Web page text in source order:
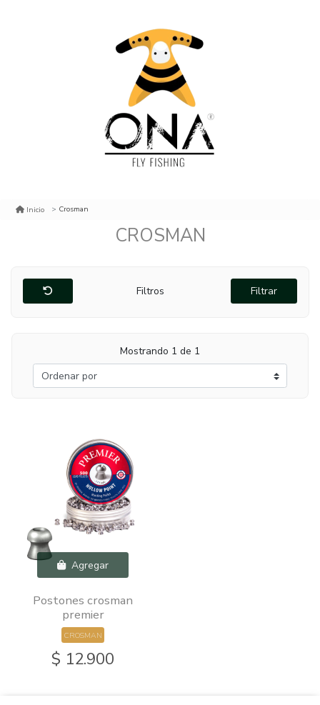
Inicio Crosman
CROSMAN
Filtros Filtrar
Mostrando 1 de 1
Agregar
Postones crosman
premier
CROSMAN
$ 12.900